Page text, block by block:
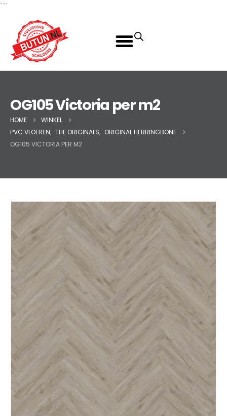
```
OG105 Victoria per m2
HOME
WINKEL
PVC VLOEREN, THE ORIGINALS, ORIGINAL HERRINGBONE
OG105 VICTORIA PER M2